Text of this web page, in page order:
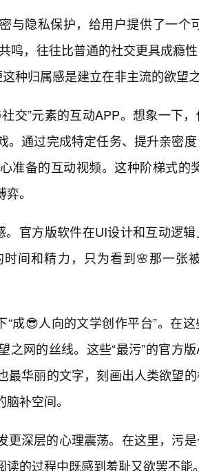
与隐私保护，给用户提供了一个
鸣，往往比普通的社交更具成瘾
种归属感是建立在非主流的欲望之
交”元素的互动APP。想象一下
。通过完成特定任务、提升亲密
准备的互动视频。这种阶梯式的
。
。官方版软件在UI设计和互动逻
间和精力，只为看到🌸那一张
“成😎人向的文学创作平台”。在
之网的丝线。这些“最污”的官方
最华丽的文字，刻画出人类欲望
补空间。
更深层的心理震荡。在这里，污
的过程中既感到羞耻又欲罢不能。